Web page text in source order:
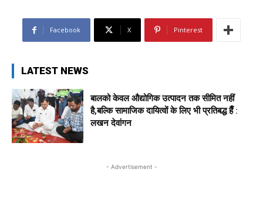
Facebook X Pinterest
LATEST NEWS
बालको केवल औद्योगिक उत्पादन तक सीमित नहीं
है,बल्कि सामाजिक दायित्वों के लिए भी प्रतिबद्ध हैँ :
लखन देवांगन
- Advertisement -